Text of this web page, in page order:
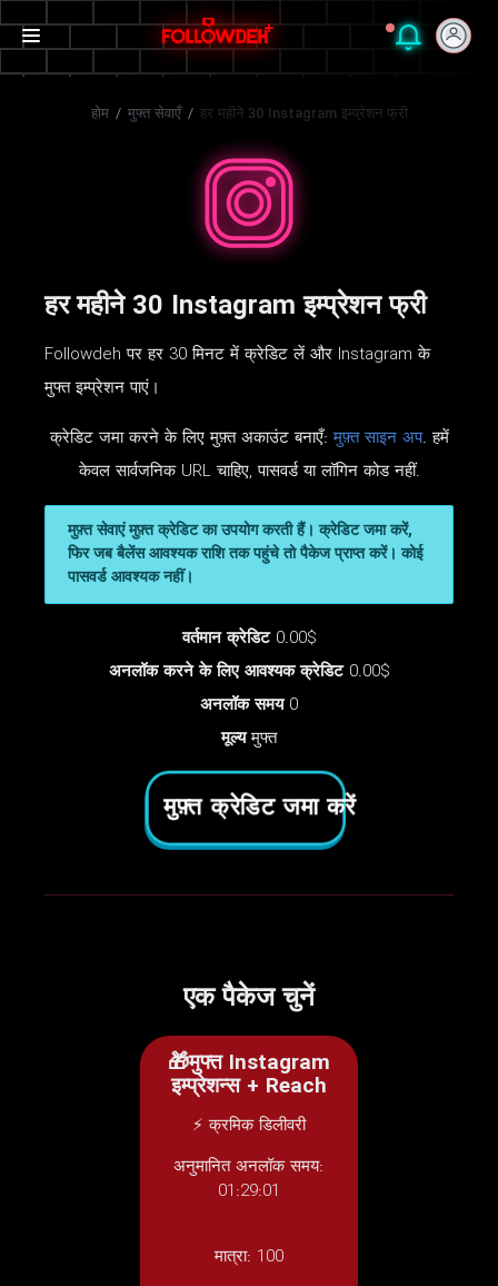
होम / मुफ्त सेवाएँ / हर महीने 30 Instagram इम्प्रेशन फ्री
हर महीने 30 Instagram इम्प्रेशन फ्री
Followdeh पर हर 30 मिनट में क्रेडिट लें और Instagram के
मुफ्त इम्प्रेशन पाएं।
क्रेडिट जमा करने के लिए मुफ़्त अकाउंट बनाएँ:मुफ़्त साइन अप. हमें
केवल सार्वजनिक URL चाहिए, पासवर्ड या लॉगिन कोड नहीं.
मुफ़्त सेवाएं मुफ़्त क्रेडिट का उपयोग करती हैं। क्रेडिट जमा करें,
फिर जब बैलेंस आवश्यक राशि तक पहुंचे तो पैकेज प्राप्त करें। कोई
पासवर्ड आवश्यक नहीं।
वर्तमान क्रेडिट 0.00$
अनलॉक करने के लिए आवश्यक क्रेडिट 0.00$
अनलॉक समय0
मूल्यमुफ्त
मुफ़्त क्रेडिट जमा करें
एक पैकेज चुनें
🎁मुफ्त Instagram
इम्प्रेशन्स + Reach
⚡ क्रमिक डिलीवरी
अनुमानित अनलॉक समय:
01:29:01
मात्रा: 100